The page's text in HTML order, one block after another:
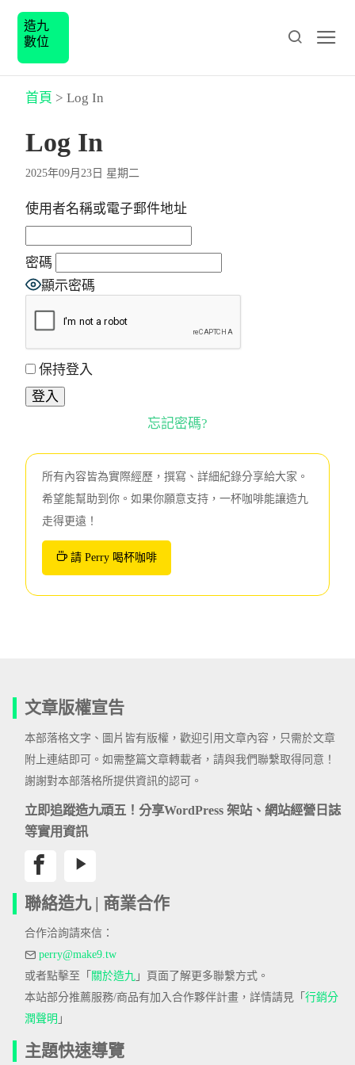
造九
數位
首頁 > Log In
Log In
2025年09月23日 星期二
使用者名稱或電子郵件地址
密碼
顯示密碼
保持登入
忘記密碼?
所有內容皆為實際經歷，撰寫、詳細紀錄分享給大家。
希望能幫助到你。如果你願意支持，一杯咖啡能讓造九
走得更遠！
請 Perry 喝杯咖啡
文章版權宣告
本部落格文字、圖片皆有版權，歡迎引用文章內容，只需於文章
附上連結即可。如需整篇文章轉載者，請與我們聯繫取得同意！
謝謝對本部落格所提供資訊的認可。
立即追蹤造九頑五！分享WordPress 架站、網站經營日誌
等實用資訊
聯絡造九 | 商業合作
合作洽詢請來信：
perry@make9.tw
或者點擊至「 關於造九 」頁面了解更多聯繫方式。
本站部分推薦服務/商品有加入合作夥伴計畫，詳情請見「 行銷分
潤聲明 」
主題快速導覽